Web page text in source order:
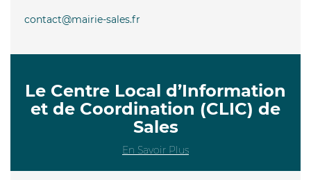
contact@mairie-sales.fr
Le Centre Local d’Information
et de Coordination (CLIC) de
Sales
En Savoir Plus